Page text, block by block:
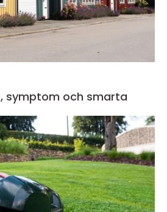
symptom och smarta